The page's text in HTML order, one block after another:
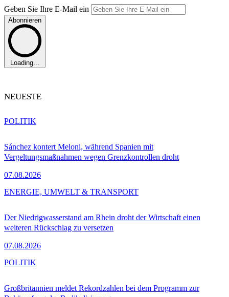
Geben Sie Ihre E-Mail ein
Abonnieren
Loading...
NEUESTE
Sánchez kontert Meloni, während Spanien mit
Vergeltungsmaßnahmen wegen Grenzkontrollen droht
07.08.2026
POLITIK
Der Niedrigwasserstand am Rhein droht der Wirtschaft einen
weiteren Rückschlag zu versetzen
07.08.2026
ENERGIE, UMWELT & TRANSPORT
Großbritannien meldet Rekordzahlen bei dem Programm zur
POLITIK